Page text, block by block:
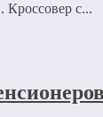
Кроссовер с...